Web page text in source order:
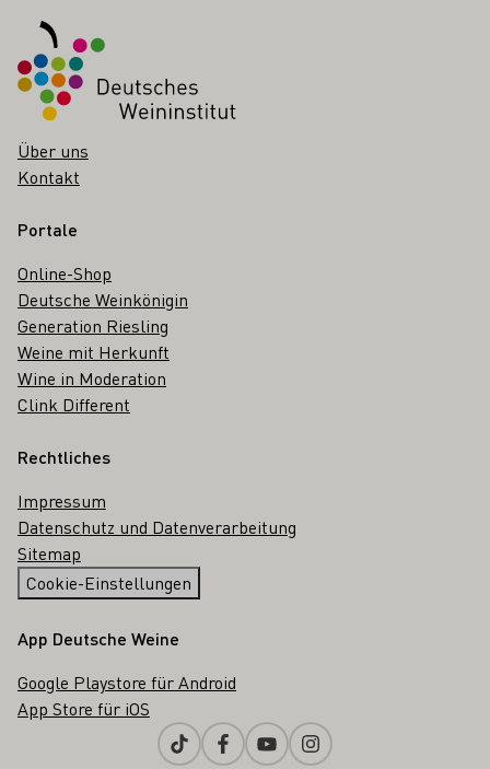
Über uns
Kontakt
Portale
Online-Shop
Deutsche Weinkönigin
Generation Riesling
Weine mit Herkunft
Wine in Moderation
Clink Different
Rechtliches
Impressum
Datenschutz und Datenverarbeitung
Sitemap
Cookie-Einstellungen
App Deutsche Weine
Google Playstore für Android
App Store für iOS
TiktokFacebookYoutubeInstagram